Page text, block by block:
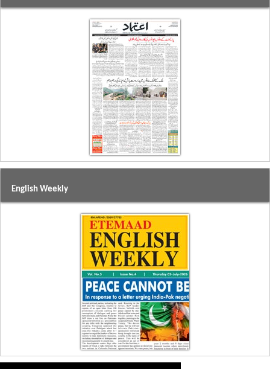
English Weekly